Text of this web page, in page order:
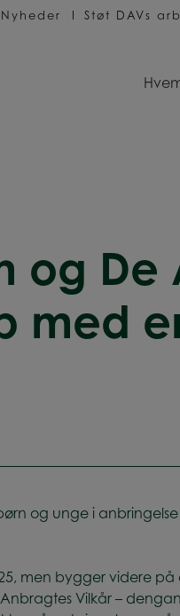
Støt DAVs
og
med
og unge i
men bygger videre
Vilkår –